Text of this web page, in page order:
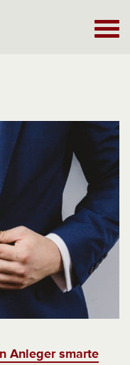
Anleger smarte